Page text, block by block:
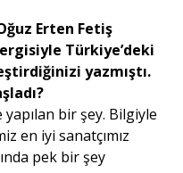
Erten Fetiş
Türkiye’deki
yazmıştı.
bir şey. Bilgiyle
en iyi sanatçımız
pek bir şey